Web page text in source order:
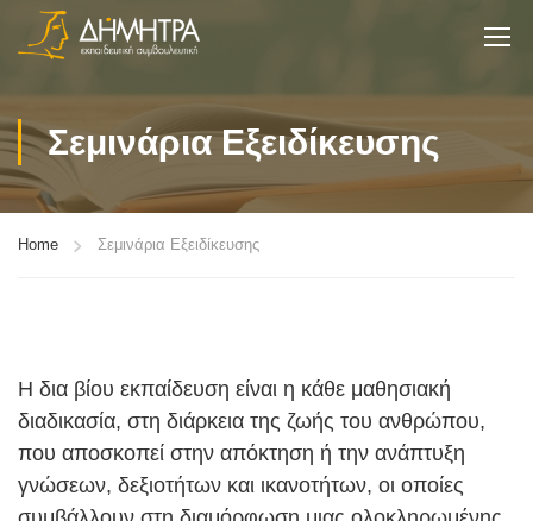
Σεμινάρια Εξειδίκευσης
Home Σεμινάρια Εξειδίκευσης
Η δια βίου εκπαίδευση είναι η κάθε μαθησιακή
διαδικασία, στη διάρκεια της ζωής του ανθρώπου,
που αποσκοπεί στην απόκτηση ή την ανάπτυξη
γνώσεων, δεξιοτήτων και ικανοτήτων, οι οποίες